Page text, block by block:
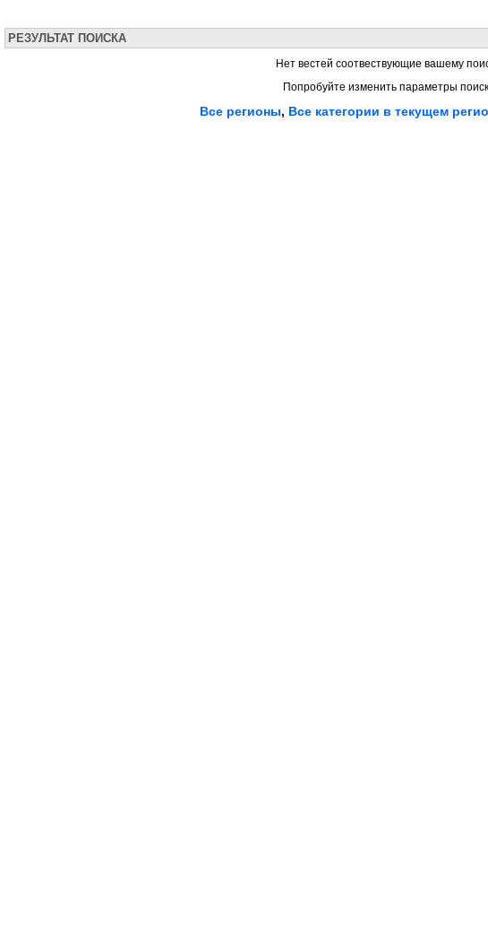
РЕЗУЛЬТАТ ПОИСКА
Нет вестей соотвествующие вашему
Попробуйте изменить параметры
Все регионы, Все категории в текущем